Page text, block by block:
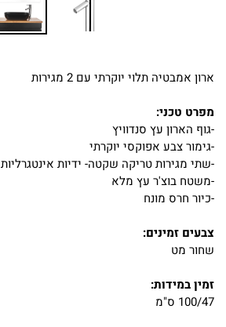
ארון אמבטיה תלוי יוקרתי עם 2 מגירות
מפרט טכני:
-גוף הארון עץ סנדוויץ
-גימור צבע אפוקסי יוקרתי
-שתי מגירות טריקה שקטה- ידיות אינטגרליות
-משטח בוצ'ר עץ מלא
-כיור חרס מונח
צבעים זמינים:
שחור מט
זמין במידות:
100/47 ס"מ